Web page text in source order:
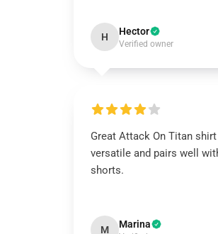
H Hector
Verified owner
Great Attack On Titan
versatile and pairs well
shorts.
M Marina